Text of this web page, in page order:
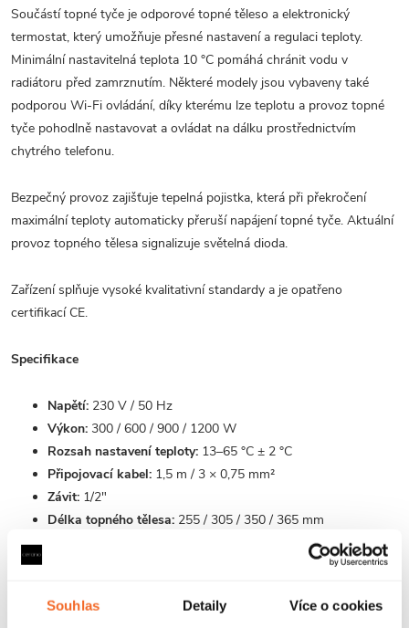
Souhlas Detaily Více o cookies
Součástí topné tyče je odporové topné těleso a elektronický
termostat, který umožňuje přesné nastavení a regulaci teploty.
Minimální nastavitelná teplota 10 °C pomáhá chránit vodu v
radiátoru před zamrznutím. Některé modely jsou vybaveny také
podporou Wi-Fi ovládání, díky kterému lze teplotu a provoz topné
tyče pohodlně nastavovat a ovládat na dálku prostřednictvím
chytrého telefonu.
Bezpečný provoz zajišťuje tepelná pojistka, která při překročení
maximální teploty automaticky přeruší napájení topné tyče. Aktuální
provoz topného tělesa signalizuje světelná dioda.
Zařízení splňuje vysoké kvalitativní standardy a je opatřeno
certifikací CE.
Specifikace
Napětí: 230 V / 50 Hz
Výkon: 300 / 600 / 900 / 1200 W
Rozsah nastavení teploty: 13–65 °C ± 2 °C
Připojovací kabel: 1,5 m / 3 × 0,75 mm²
Závit: 1/2"
Délka topného tělesa: 255 / 305 / 350 / 365 mm
Instalace
Topnou tyč instalujte do spodní části radiátoru ve svislé